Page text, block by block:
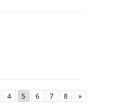
4 5 6 7 8 »